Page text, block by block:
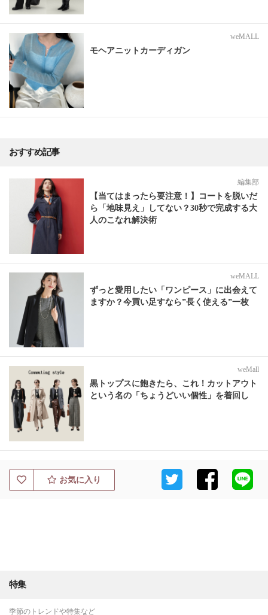
weMALL
モヘアニットカーディガン
おすすめ記事
編集部
【当てはまったら要注意！】コートを脱いだ
ら「地味見え」してない？30秒で完成する大
人のこなれ解決術
weMALL
ずっと愛用したい「ワンピース」に出会えて
ますか？今買い足すなら”長く使える”一枚
weMall
黒トップスに飽きたら、これ！カットアウト
という名の「ちょうどいい個性」を着回し
お気に入り
特集
季節のトレンドや特集など